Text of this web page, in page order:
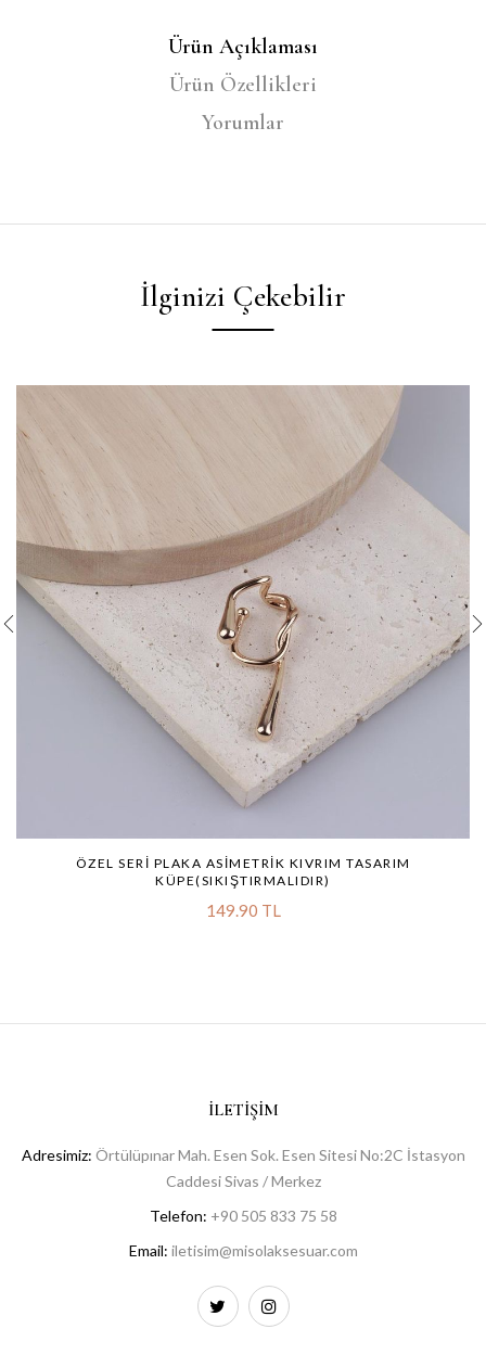
Ürün Açıklaması
Ürün Özellikleri
Yorumlar
İlginizi Çekebilir
ÖZEL SERI PLAKA ASIMETRIK KIVRIM TASARIM
KÜPE(SIKIŞTIRMALIDIR)
149.90 TL
İLETIŞIM
Adresimiz: Örtülüpınar Mah. Esen Sok. Esen Sitesi No:2C İstasyon
Caddesi Sivas / Merkez
Telefon: +90 505 833 75 58
Email: iletisim@misolaksesuar.com